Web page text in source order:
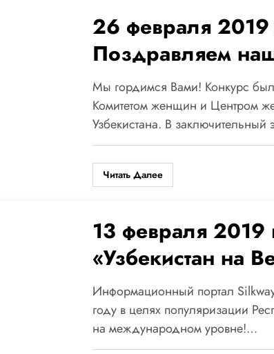
26 февраля 2019
Поздравляем
Усманходжаеву
Амирсаидовну —
«Женщина и
Мы гордимся Вами! Конкурс
Комитетом женщин и Центром
Узбекистана. В заключительный
Читать Далее
13 февраля 2019
«Узбекистан на
Шелковом пути»
гордость. Порталу
— 9 лет!
Информационный портал
году в целях популяризации
на международном уровне!…